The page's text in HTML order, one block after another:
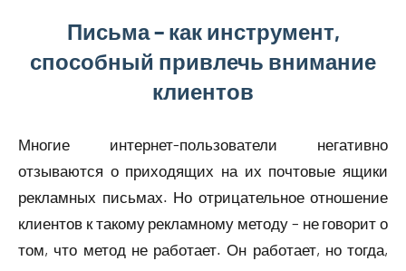
Письма – как инструмент,
способный привлечь внимание
клиентов
Многие интернет-пользователи негативно
отзываются о приходящих на их почтовые ящики
рекламных письмах. Но отрицательное отношение
клиентов к такому рекламному методу – не говорит о
том, что метод не работает. Он работает, но тогда,